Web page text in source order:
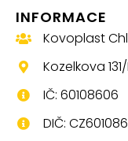
INFORMACE
Kovoplast
Kozelkova
IČ: 60108606
DIČ: